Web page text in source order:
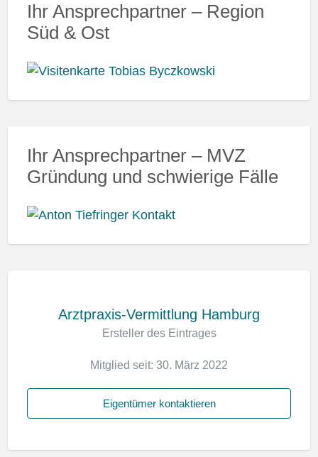
Ihr Ansprechpartner – Region
Süd & Ost
Ihr Ansprechpartner – MVZ
Gründung und schwierige Fälle
Arztpraxis-Vermittlung Hamburg
Ersteller des Eintrages
Mitglied seit: 30. März 2022
Eigentümer kontaktieren